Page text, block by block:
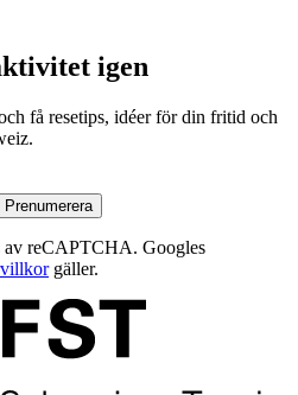
igen
få resetips, idéer för din fritid och
Prenumerera
av reCAPTCHA. Googles
gäller.